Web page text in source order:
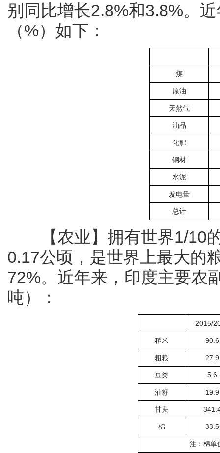
别同比增长2.8%和3.8%。
（%）如下：
煤
原油
天然气
油品
化肥
钢材
水泥
发电量
总计
【农业】拥有世界1/10的
0.17公顷，是世界上最大的
72%。近年来，印度主要农
吨）：
2015/
稻米 90.6
粗粮 27.9
豆类 5.6
油籽 19.9
甘蔗
棉 33.5
注：棉单